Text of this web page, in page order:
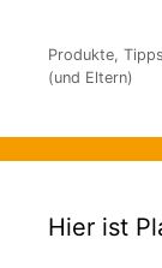
Produkte,
(und Eltern)
Hier ist